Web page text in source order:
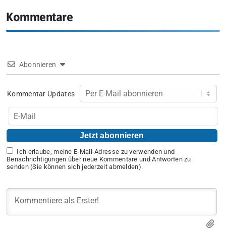
Kommentare
Abonnieren
Kommentar Updates
Ich erlaube, meine E-Mail-Adresse zu verwenden und
Benachrichtigungen über neue Kommentare und Antworten zu
senden (Sie können sich jederzeit abmelden).